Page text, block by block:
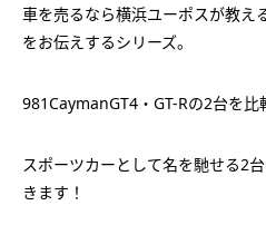
車を売るなら横浜ユーポスが教え
をお伝えするシリーズ。
981CaymanGT4・GT-Rの2台を比
スポーツカーとして名を馳せる2
きます！